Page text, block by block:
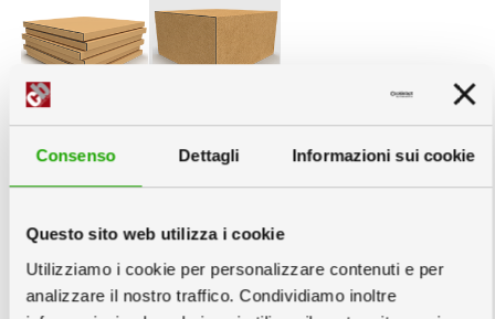
Consenso Dettagli Informazioni sui cookie
Questo sito web utilizza i cookie
Utilizziamo i cookie per personalizzare contenuti e per
analizzare il nostro traffico. Condividiamo inoltre
Inscatolati
singolarmente
Unico
Servizi Grafici